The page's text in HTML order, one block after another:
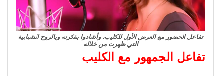
تفاعل الحضور مع العرض الأول للكليب، وأشادوا بفكرته وبالروح الشبابية
التي ظهرت من خلاله
تفاعل الجمهور مع الكليب